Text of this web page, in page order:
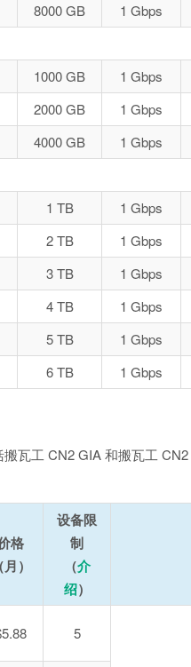
8000 GB 1 Gbps
1000 GB 1 Gbps
2000 GB 1 Gbps
4000 GB 1 Gbps
1 TB 1 Gbps
2 TB 1 Gbps
3 TB 1 Gbps
4 TB 1 Gbps
5 TB 1 Gbps
6 TB 1 Gbps
瓦工 CN2 GIA 和搬瓦工
格
（月）
设备限
制
（介
绍）
5